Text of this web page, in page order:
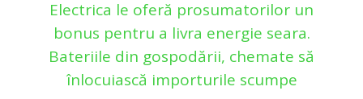
Electrica le oferă prosumatorilor un
bonus pentru a livra energie seara.
Bateriile din gospodării, chemate să
înlocuiască importurile scumpe